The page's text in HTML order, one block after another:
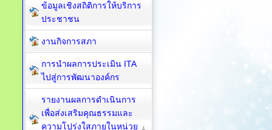
ข้อมูลเชิงสถิติการให้บริการ
ประชาชน
งานกิจการสภา
การนำผลการประเมิน ITA
ไปสู่การพัฒนาองค์กร
รายงานผลการดำเนินการ
เพื่อส่งเสริมคุณธรรมและ
ความโปร่งใสภายในหน่วย